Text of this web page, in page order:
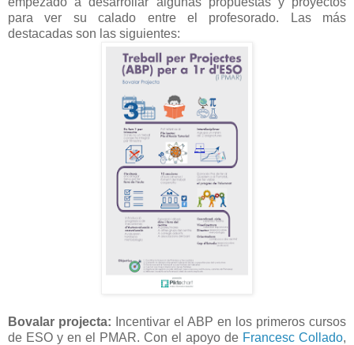
para ver su calado entre el profesorado. Las más
destacadas son las siguientes:
Bovalar projecta: Incentivar el ABP en los primeros cursos
de ESO y en el PMAR. Con el apoyo de Francesc Collado,